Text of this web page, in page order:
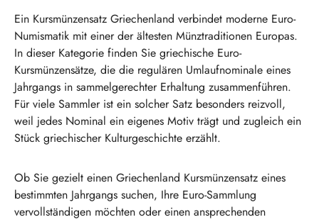
Ein Kursmünzensatz Griechenland verbindet moderne Euro-
Numismatik mit einer der ältesten Münztraditionen Europas.
In dieser Kategorie finden Sie griechische Euro-
Kursmünzensätze, die die regulären Umlaufnominale eines
Jahrgangs in sammelgerechter Erhaltung zusammenführen.
Für viele Sammler ist ein solcher Satz besonders reizvoll,
weil jedes Nominal ein eigenes Motiv trägt und zugleich ein
Stück griechischer Kulturgeschichte erzählt.
Ob Sie gezielt einen Griechenland Kursmünzensatz eines
bestimmten Jahrgangs suchen, Ihre Euro-Sammlung
vervollständigen möchten oder einen ansprechenden